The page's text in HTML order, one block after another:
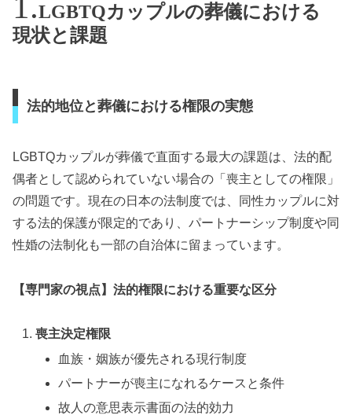
LGBTQカップルの葬儀における
現状と課題
法的地位と葬儀における権限の実態
LGBTQカップルが葬儀で直面する最大の課題は、法的配
偶者として認められていない場合の「喪主としての権限」
の問題です。現在の日本の法制度では、同性カップルに対
する法的保護が限定的であり、パートナーシップ制度や同
性婚の法制化も一部の自治体に留まっています。
【専門家の視点】法的権限における重要な区分
喪主決定権限
血族・姻族が優先される現行制度
パートナーが喪主になれるケースと条件
故人の意思表示書面の法的効力